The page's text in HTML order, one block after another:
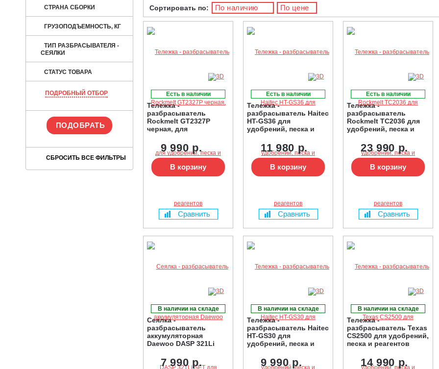
СТРАНА СБОРКИ
ГРУЗОПОДЪЕМНОСТЬ, КГ
ТИП РАЗБРАСЫВАТЕЛЯ -
СЕЯЛКИ
СТАТУС ТОВАРА
ПОДРОБНЫЙ ОТБОР
Сортировать по: По наличию По цене
Есть в наличии
Тележка -
разбрасыватель
Rockmelt GT2327P
черная, для
реагентов
9 990 р.
В корзину
Сравнить
Есть в наличии
Тележка -
разбрасыватель Haitec
HT-GS36 для
удобрений, песка и
11 980 р.
В корзину
Сравнить
Есть в наличии
Тележка -
разбрасыватель
Rockmelt TC2036 для
удобрений, песка и
23 990 р.
В корзину
Сравнить
В наличии на складе
Сеялка -
разбрасыватель
аккумуляторная
Daewoo DASP 321Li
песка и реагентов
7 990 р.
В наличии на складе
Тележка -
разбрасыватель Haitec
HT-GS30 для
удобрений, песка и
9 990 р.
В наличии на складе
Тележка -
разбрасыватель Texas
CS2500 для удобрений,
песка и реагентов
14 990 р.